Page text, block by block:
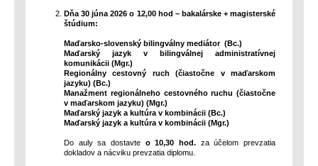
Dňa 30 júna 2026 o 12,00 hod – bakalárske + magisterské
štúdium:
Maďarsko-slovenský bilingválny mediátor (Bc.)
Maďarský jazyk v bilingválnej administratívnej
komunikácii (Mgr.)
Regionálny cestovný ruch (čiastočne v maďarskom
jazyku) (Bc.)
Manažment regionálneho cestovného ruchu (čiastočne
v maďarskom jazyku) (Mgr.)
Maďarský jazyk a kultúra v kombinácii (Bc.)
Maďarský jazyk a kultúra v kombinácii (Mgr.)
Do auly sa dostavte o 10,30 hod. za účelom prevzatia
dokladov a nácviku prevzatia diplomu.